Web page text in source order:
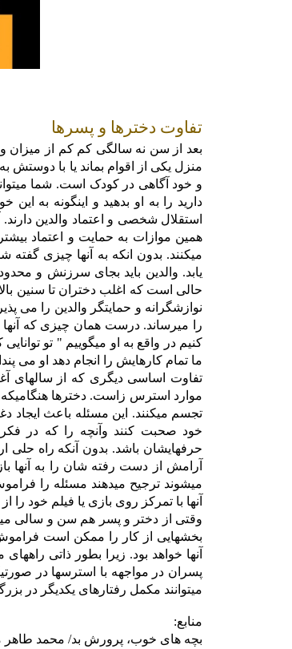
تفاوت دخترها و پسرها
بعد از سن نه سالگی کم کم از میزان
منزل یکی از اقوام بماند یا با
و خود آگاهی در کودک است. شما
دارید را به او بدهید و اینگونه به
استقلال شخصی و اعتماد والدین دارند.
همین موازات به حمایت و اعتماد
میکنند. بدون انکه به آنها چیزی
یابد. والدین باید بجای سرزنش و
حالی است که اغلب دختران تا سنین
نوازشگرانه و حمایتگر والدین را می
را میرساند. درست همان چیزی که آنها
کنیم در واقع به او میگوییم " تو
ما تمام کارهایش را انجام دهد او می
تفاوت اساسی دیگری که از سالهای
موارد استرس زاست. دخترها هنگامیکه
تجسم میکنند. این مسئله باعث ایجاد
خود صحبت کنند وآنچه را که در فکر
حرفهایشان باشد. بدون آنکه راه حلی
آرامش از دست رفته شان را به آنها
میشوند ترجیح میدهند مسئله را
آنها با تمرکز روی بازی یا فیلم
وقتی از دختر و پسر هم سن و سالی
بخشهایی از کار را ممکن است
آنها خواهد بود. زیرا بطور ذاتی
پسران در مواجهه با استرسها در
میتوانند مکمل رفتارهای یکدیگر در
منابع:
بچه های خوب، پرورش بد/ محمد طاهر